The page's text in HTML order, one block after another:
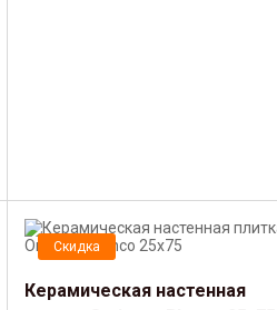
Скидка
Керамическая настенная